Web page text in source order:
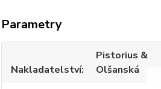
Parametry
Nakladatelství
Pistorius &
Olšanská